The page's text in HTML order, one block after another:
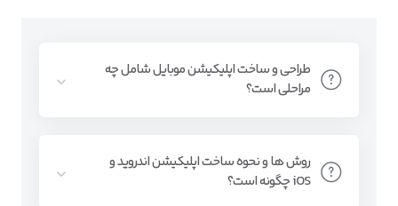
طراحی و ساخت اپلیکیشن موبایل شامل چه
مراحلی است؟
روش‌ ها و نحوه ساخت اپلیکیشن اندروید و
iOS چگونه است؟